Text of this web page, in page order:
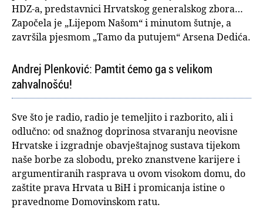
HDZ-a, predstavnici Hrvatskog generalskog zbora…
Započela je „Lijepom Našom“ i minutom šutnje, a
završila pjesmom „Tamo da putujem“ Arsena Dedića.
Andrej Plenković: Pamtit ćemo ga s velikom
zahvalnošću!
Sve što je radio, radio je temeljito i razborito, ali i
odlučno: od snažnog doprinosa stvaranju neovisne
Hrvatske i izgradnje obavještajnog sustava tijekom
naše borbe za slobodu, preko znanstvene karijere i
argumentiranih rasprava u ovom visokom domu, do
zaštite prava Hrvata u BiH i promicanja istine o
pravednome Domovinskom ratu.